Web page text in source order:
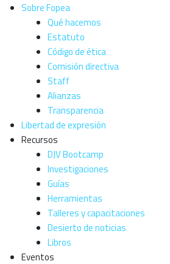
Sobre Fopea
Qué hacemos
Estatuto
Código de ética
Comisión directiva
Staff
Alianzas
Transparencia
Libertad de expresión
Recursos
DJV Bootcamp
Investigaciones
Guías
Herramientas
Talleres y capacitaciones
Desierto de noticias
Libros
Eventos